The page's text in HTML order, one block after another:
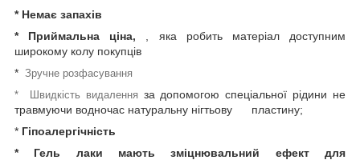
* Немає запахів
* Приймальна ціна,
, яка робить матеріал доступним
широкому колу покупців
* Зручне розфасування
* Швидкість видалення за допомогою спеціальної рідини не
травмуючи водночас натуральну нігтьову пластину;
* Гіпоалергічність
* Гель лаки мають зміцнювальний ефект для